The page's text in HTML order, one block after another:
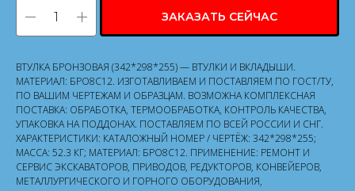
ЗАКАЗАТЬ СЕЙЧАС
ВТУЛКА БРОНЗОВАЯ (342*298*255) — ВТУЛКИ И ВКЛАДЫШИ.
МАТЕРИАЛ: БРО8С12. ИЗГОТАВЛИВАЕМ И ПОСТАВЛЯЕМ ПО ГОСТ/ТУ,
ПО ВАШИМ ЧЕРТЕЖАМ И ОБРАЗЦАМ. ВОЗМОЖНА КОМПЛЕКСНАЯ
ПОСТАВКА: ОБРАБОТКА, ТЕРМООБРАБОТКА, КОНТРОЛЬ КАЧЕСТВА,
УПАКОВКА НА ПОДДОНАХ. ПОСТАВЛЯЕМ ПО ВСЕЙ РОССИИ И СНГ.
ХАРАКТЕРИСТИКИ: КАТАЛОЖНЫЙ НОМЕР / ЧЕРТЁЖ: 342*298*255;
МАССА: 52.3 КГ; МАТЕРИАЛ: БРО8С12. ПРИМЕНЕНИЕ: РЕМОНТ И
СЕРВИС ЭКСКАВАТОРОВ, ПРИВОДОВ, РЕДУКТОРОВ, КОНВЕЙЕРОВ,
МЕТАЛЛУРГИЧЕСКОГО И ГОРНОГО ОБОРУДОВАНИЯ,